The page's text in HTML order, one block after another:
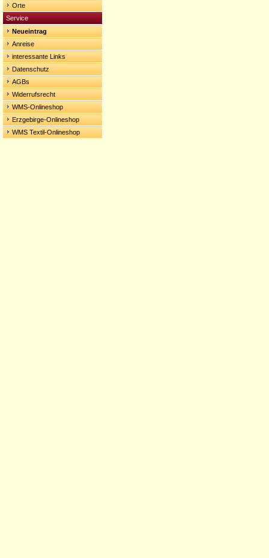
Orte
Service
Neueintrag
Anreise
interessante Links
Datenschutz
AGBs
Widerrufsrecht
WMS-Onlineshop
Erzgebirge-Onlineshop
WMS Textil-Onlineshop